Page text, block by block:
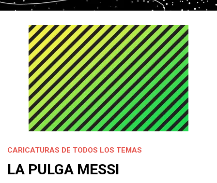
CARICATURAS DE TODOS LOS TEMAS
LA PULGA MESSI